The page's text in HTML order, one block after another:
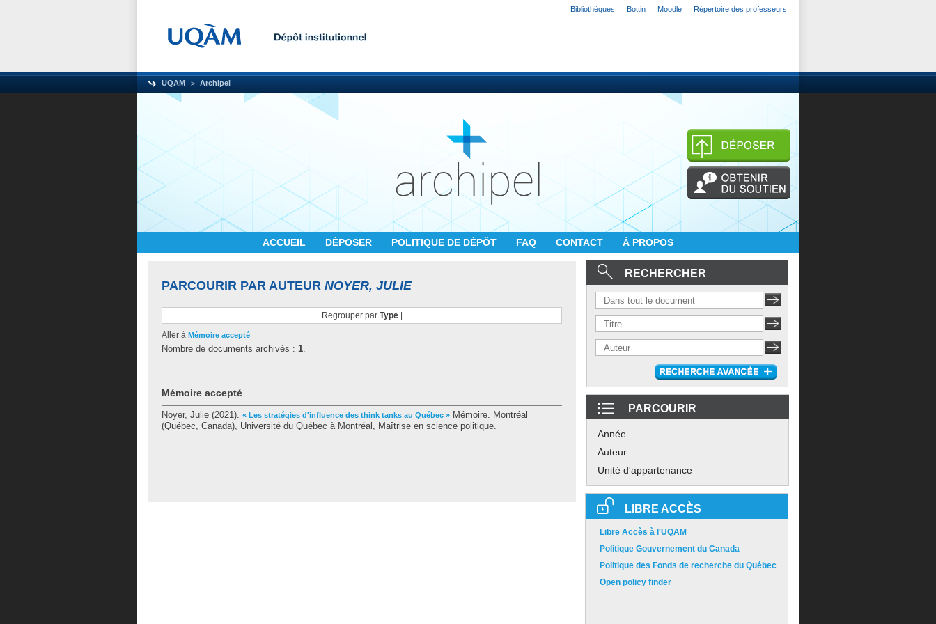
Bibliothèques Bottin Moodle Répertoire des professeurs
UQAM Archipel
ACCUEIL DÉPOSER POLITIQUE DE DÉPÔT FAQ CONTACT À PROPOS
PARCOURIR PAR AUTEUR NOYER, JULIE
Regrouper par Type|
Aller à Mémoire accepté
Nombre de documents archivés : 1.
Mémoire accepté
Noyer, Julie (2021). « Les stratégies d'influence des think tanks au Québec » Mémoire. Montréal
(Québec, Canada), Université du Québec à Montréal, Maîtrise en science politique.
RECHERCHER
PARCOURIR
Année
Auteur
Unité d'appartenance
LIBRE ACCÈS
Libre Accès à l'UQAM
Politique Gouvernement du Canada
Politique des Fonds de recherche du Québec
Open policy finder